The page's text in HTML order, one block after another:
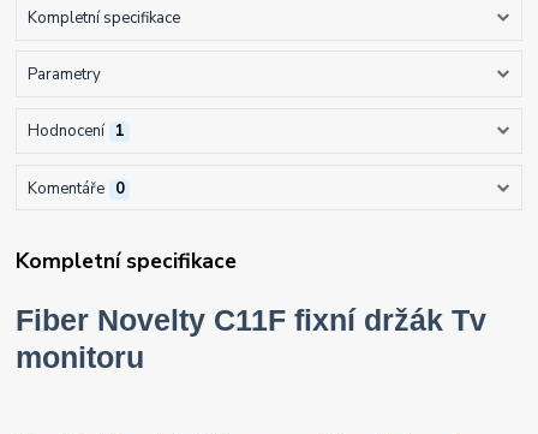
Kompletní specifikace
Parametry
Hodnocení 1
Komentáře 0
Kompletní specifikace
Fiber Novelty C11F fixní držák Tv
monitoru